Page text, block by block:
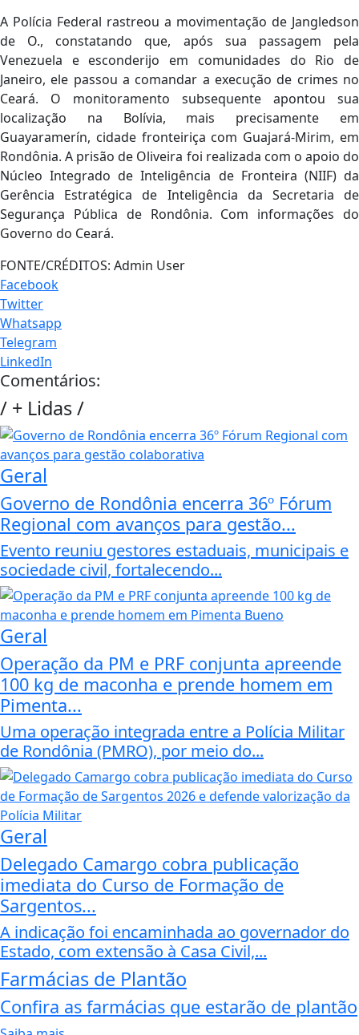
A Polícia Federal rastreou a movimentação de Jangledson
de O., constatando que, após sua passagem pela
Venezuela e esconderijo em comunidades do Rio de
Janeiro, ele passou a comandar a execução de crimes no
Ceará. O monitoramento subsequente apontou sua
localização na Bolívia, mais precisamente em
Guayaramerín, cidade fronteiriça com Guajará-Mirim, em
Rondônia. A prisão de Oliveira foi realizada com o apoio do
Núcleo Integrado de Inteligência de Fronteira (NIIF) da
Gerência Estratégica de Inteligência da Secretaria de
Segurança Pública de Rondônia. Com informações do
Governo do Ceará.
FONTE/CRÉDITOS: Admin User
Facebook
Twitter
Whatsapp
Telegram
LinkedIn
Comentários:
/ + Lidas/
Geral
Governo de Rondônia encerra 36º Fórum
Regional com avanços para gestão...
Evento reuniu gestores estaduais, municipais e
sociedade civil, fortalecendo...
Geral
Operação da PM e PRF conjunta apreende
100 kg de maconha e prende homem em
Pimenta...
Uma operação integrada entre a Polícia Militar
de Rondônia (PMRO), por meio do...
Geral
Delegado Camargo cobra publicação
imediata do Curso de Formação de
Sargentos...
A indicação foi encaminhada ao governador do
Estado, com extensão à Casa Civil,...
Farmácias de Plantão
Confira as farmácias que estarão de plantão